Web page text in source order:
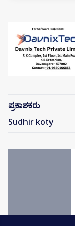
ಪ್ರಕಾಶಕರು
Sudhir koty